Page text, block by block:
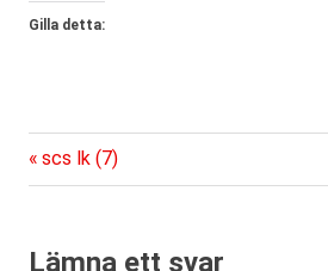
Gilla detta:
Inläggsnavigering
Föregående
inlägg:
scs lk (7)
Lämna ett svar